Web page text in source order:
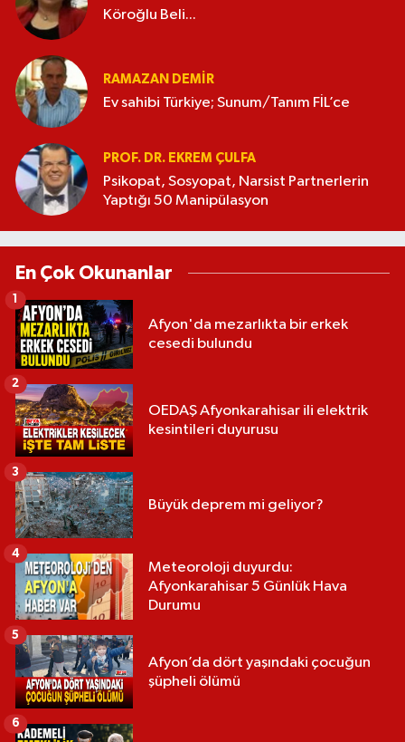
Köroğlu Beli...
RAMAZAN DEMİR
Ev sahibi Türkiye; Sunum/Tanım FİL’ce
PROF. DR. EKREM ÇULFA
Psikopat, Sosyopat, Narsist Partnerlerin
Yaptığı 50 Manipülasyon
En Çok Okunanlar
Afyon'da mezarlıkta bir erkek
cesedi bulundu
1
OEDAŞ Afyonkarahisar ili elektrik
kesintileri duyurusu
2
Büyük deprem mi geliyor?
3
Meteoroloji duyurdu:
Afyonkarahisar 5 Günlük Hava
Durumu
4
Afyon’da dört yaşındaki çocuğun
şüpheli ölümü
5
6